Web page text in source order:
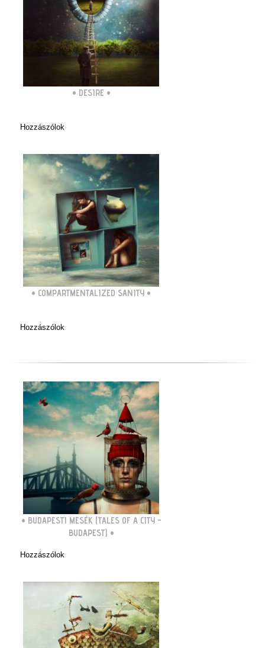
• DESIRE •
Hozzászólok
• COMPARTMENTALIZED SANITY •
Hozzászólok
• BUDAPESTI MESÉK (TALES OF A CITY -
BUDAPEST) •
Hozzászólok